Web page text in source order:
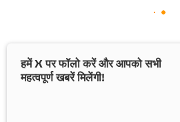
हमें X पर फॉलो करें और आपको सभी
महत्वपूर्ण खबरें मिलेंगी!